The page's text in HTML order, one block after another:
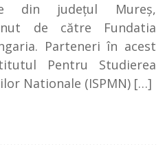
din judeţul Mureş,
de către Fundatia
Parteneri în acest
Pentru Studierea
Nationale (ISPMN) […]